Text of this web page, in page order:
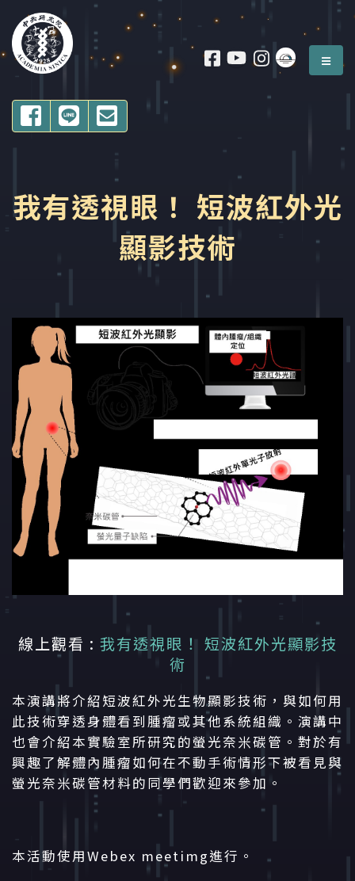
跳到 中央內容區塊
主選
分享至FACEBOOK
分享至LIneEmail 轉寄
2021中研院院區開放 活動名稱
我有透視眼！ 短波紅外光
顯影技術
線上觀看 : 我有透視眼！ 短波紅外光顯影技
術
本演講將介紹短波紅外光生物顯影技術，與如何用
此技術穿透身體看到腫瘤或其他系統組織。演講中
也會介紹本實驗室所研究的螢光奈米碳管。對於有
興趣了解體內腫瘤如何在不動手術情形下被看見與
螢光奈米碳管材料的同學們歡迎來參加。
本活動使用Webex meetimg進行。